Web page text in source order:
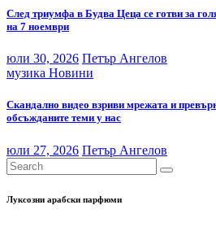
След триумфа в Будва Цеца се готви за
на 7 ноември
юли 30, 2026 Петър Ангелов
музика Новини
Скандално видео взриви мрежата и
обсъжданите теми у нас
юли 27, 2026 Петър Ангелов
Луксозни арабски парфюми